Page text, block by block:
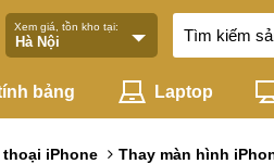
Xem giá, tồn kho tại:
bảng Laptop
iPhone Thay màn hình